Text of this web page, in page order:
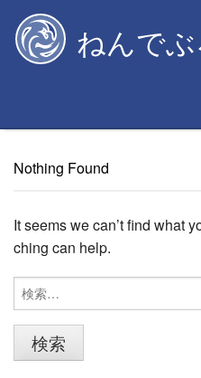
content
ねんで
Nothing Found
It seems we can’t find what
ching can help.